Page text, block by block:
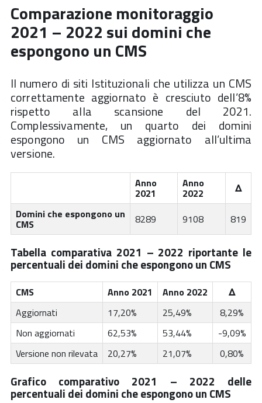
Comparazione monitoraggio
2021 – 2022 sui domini che
espongono un CMS
Il numero di siti Istituzionali che utilizza un CMS
correttamente aggiornato è cresciuto dell’8%
rispetto alla scansione del 2021.
Complessivamente, un quarto dei domini
espongono un CMS aggiornato all’ultima
versione.
Anno
2021
Anno
2022
Δ
Domini che espongono un
CMS 8289 9108 819
Tabella comparativa 2021 – 2022 riportante le
percentuali dei domini che espongono un CMS
CMS Anno 2021 Anno 2022
Δ
Aggiornati
17,20% 25,49%
8,29%
Non aggiornati
62,53% 53,44%
-9,09%
Versione non rilevata
20,27% 21,07% 0,80%
Grafico comparativo 2021 – 2022 delle
percentuali dei domini che espongono un CMS